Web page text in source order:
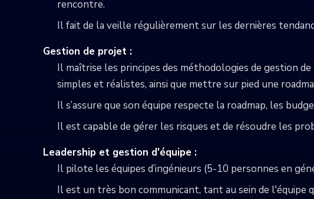
rencontre.
Il fait de la veille régulièrement sur les dernières
Gestion de projet :
Il maîtrise les principes des méthodologies de gestion
simples et réalistes, ainsi que mettre sur pied une
Il s’assure que son équipe respecte la roadmap, les
Il est capable de gérer les risques et de résoudre les
Leadership et gestion d'équipe :
Il pilote les équipes d’ingénieurs (5-10 personnes en
Il est un très bon communicant, tant au sein de l'équipe